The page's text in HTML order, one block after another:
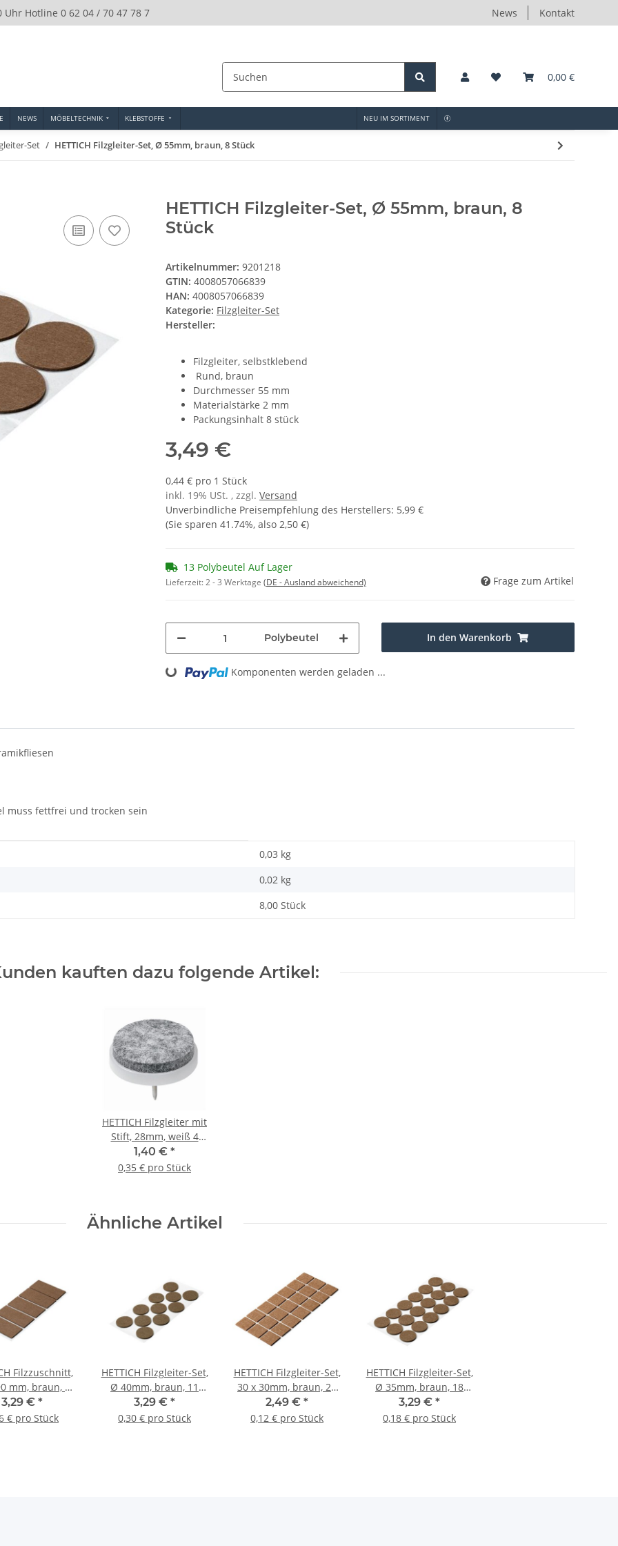
Hotline 0 62 04 / 70 47 78 7 News Kontakt
0,00 €
NEWS MÖBELTECHNIK KLEBSTOFFE NEU IM SORTIMENT
Set HETTICH Filzgleiter-Set, Ø 55mm, braun, 8 Stück
HETTICH Filzgleiter-Set, Ø 55mm, braun, 8
Stück
Artikelnummer: 9201218
GTIN: 4008057066839
HAN: 4008057066839
Kategorie: Filzgleiter-Set
Hersteller:
Filzgleiter, selbstklebend
Rund, braun
Durchmesser 55 mm
Materialstärke 2 mm
Packungsinhalt 8 stück
3,49 €
0,44 € pro 1 Stück
inkl. 19% USt. , zzgl. Versand
Unverbindliche Preisempfehlung des Herstellers: 5,99 €
(Sie sparen 41.74%, also 2,50 €)
13 Polybeutel Auf Lager
Lieferzeit:2 - 3 Werktage (DE - Ausland abweichend) Frage zum Artikel
Polybeutel In den Warenkorb
Loading... Komponenten werden geladen ...
muss fettfrei und trocken sein
0,03 kg
0,02 kg
8,00 Stück
kauften dazu folgende Artikel:
HETTICH Filzgleiter mit
Stift, 28mm, weiß 4
Stück
1,40 € *
0,35 € pro Stück
Ähnliche Artikel
Filzzuschnitt,
mm, braun, 5
Stück
3,29 € *
€ pro Stück
HETTICH Filzgleiter-Set,
Ø 40mm, braun, 11
Stück
3,29 € *
0,30 € pro Stück
HETTICH Filzgleiter-Set,
30 x 30mm, braun, 21
Stück
2,49 € *
0,12 € pro Stück
HETTICH Filzgleiter-Set,
Ø 35mm, braun, 18
Stück
3,29 € *
0,18 € pro Stück